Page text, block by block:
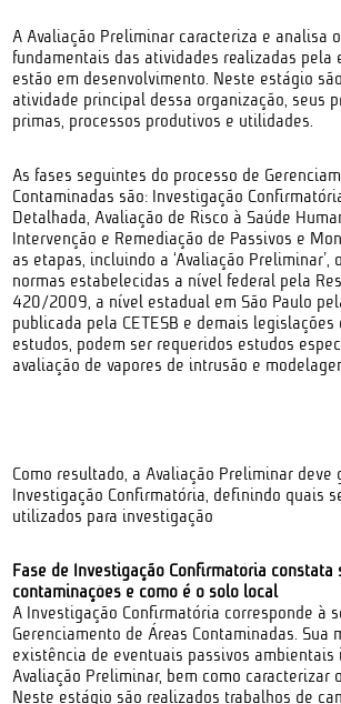
A Avaliação Preliminar caracteriza e analisa
fundamentais das atividades realizadas pela
estão em desenvolvimento. Neste estágio
atividade principal dessa organização, seus
primas, processos produtivos e utilidades.
As fases seguintes do processo de
Contaminadas são: Investigação
Detalhada, Avaliação de Risco à Saúde
Intervenção e Remediação de Passivos e
as etapas, incluindo a ‘Avaliação Preliminar’,
normas estabelecidas a nível federal pela
420/2009, a nível estadual em São Paulo
publicada pela CETESB e demais
estudos, podem ser requeridos estudos
avaliação de vapores de intrusão e
Como resultado, a Avaliação Preliminar deve
Investigação Confirmatória, definindo quais
utilizados para investigação
Fase de Investigação Confirmatória constata
contaminações e como é o solo local
A Investigação Confirmatória corresponde à
Gerenciamento de Áreas Contaminadas. Sua
existência de eventuais passivos
Avaliação Preliminar, bem como caracterizar
Neste estágio são realizados trabalhos de